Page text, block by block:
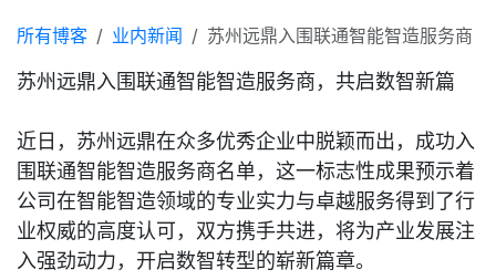
所有博客 业内新闻 苏州远鼎入围联通智能智造服务商
苏州远鼎入围联通智能智造服务商，共启数智新篇
近日，苏州远鼎在众多优秀企业中脱颖而出，成功入
围联通智能智造服务商名单，这一标志性成果预示着
公司在智能智造领域的专业实力与卓越服务得到了行
业权威的高度认可，双方携手共进，将为产业发展注
入强劲动力，开启数智转型的崭新篇章。